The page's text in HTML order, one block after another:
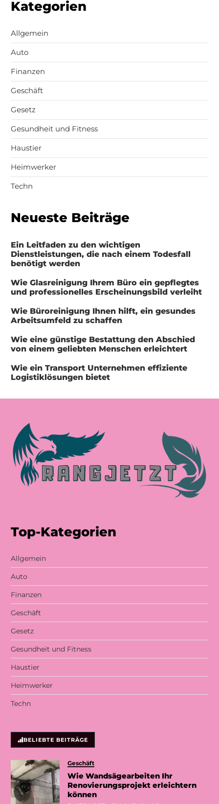
Kategorien
Allgemein
Auto
Finanzen
Geschäft
Gesetz
Gesundheit und Fitness
Haustier
Heimwerker
Techn
Neueste Beiträge
Ein Leitfaden zu den wichtigen
Dienstleistungen, die nach einem Todesfall
benötigt werden
Wie Glasreinigung Ihrem Büro ein gepflegtes
und professionelles Erscheinungsbild verleiht
Wie Büroreinigung Ihnen hilft, ein gesundes
Arbeitsumfeld zu schaffen
Wie eine günstige Bestattung den Abschied
von einem geliebten Menschen erleichtert
Wie ein Transport Unternehmen effiziente
Logistiklösungen bietet
Top-Kategorien
Allgemein
Auto
Finanzen
Geschäft
Gesetz
Gesundheit und Fitness
Haustier
Heimwerker
Techn
BELIEBTE BEITRÄGE
Geschäft
Wie Wandsägearbeiten Ihr
Renovierungsprojekt erleichtern
können